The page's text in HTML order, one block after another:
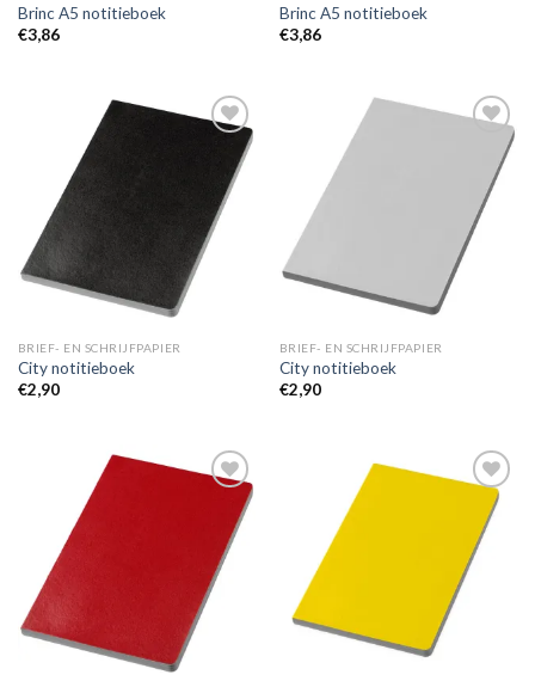
Brinc A5 notitieboek
€3,86
Brinc A5 notitieboek
€3,86
Toevoegen
wenslijst
BRIEF- EN SCHRIJFPAPIER
City notitieboek
€2,90
Toevoegen
wenslijst
BRIEF- EN SCHRIJFPAPIER
City notitieboek
€2,90
Toevoegen
wenslijst
Toevoegen
wenslijst